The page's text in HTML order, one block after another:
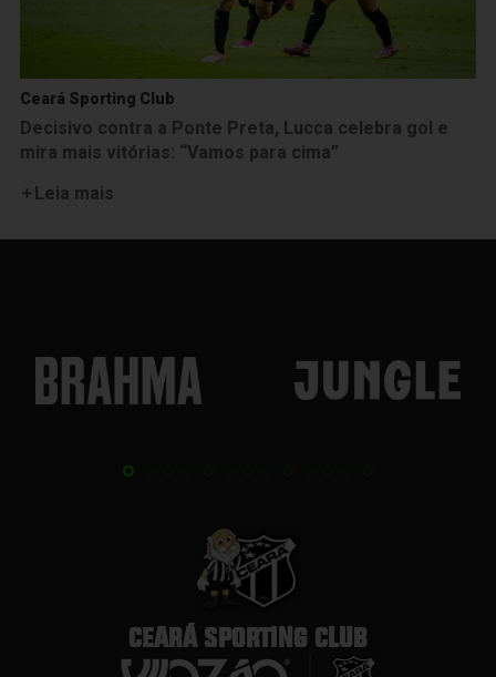
Ceará Sporting Club
Decisivo contra a Ponte Preta, Lucca celebra gol e
mira mais vitórias: “Vamos para cima”
Leia mais
CEARÁ SPORTING CLUB